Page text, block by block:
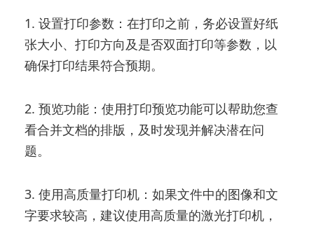
1. 设置打印参数：在打印之前，务必设置好纸
张大小、打印方向及是否双面打印等参数，以
确保打印结果符合预期。
2. 预览功能：使用打印预览功能可以帮助您查
看合并文档的排版，及时发现并解决潜在问
题。
3. 使用高质量打印机：如果文件中的图像和文
字要求较高，建议使用高质量的激光打印机，